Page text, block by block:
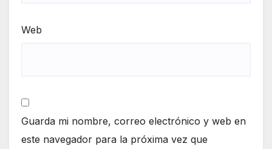
Web
Guarda mi nombre, correo electrónico y web en
este navegador para la próxima vez que